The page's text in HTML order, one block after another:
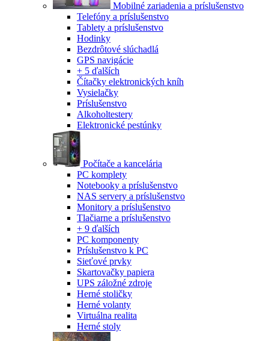
Mobilné zariadenia a príslušenstvo
Telefóny a príslušenstvo
Tablety a príslušenstvo
Hodinky
Bezdrôtové slúchadlá
GPS navigácie
+ 5 ďalších
Čítačky elektronických kníh
Vysielačky
Príslušenstvo
Alkoholtestery
Elektronické pestúnky
Počítače a kancelária
PC komplety
Notebooky a príslušenstvo
NAS servery a príslušenstvo
Monitory a príslušenstvo
Tlačiarne a príslušenstvo
+ 9 ďalších
PC komponenty
Príslušenstvo k PC
Sieťové prvky
Skartovačky papiera
UPS záložné zdroje
Herné stoličky
Herné volanty
Virtuálna realita
Herné stoly